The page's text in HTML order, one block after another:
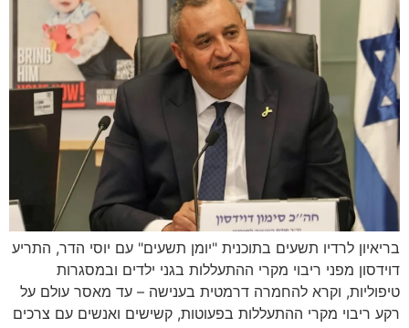
בריאיון לרדיו תשעים בתוכנית "יומן תשעים" עם יוסי הדר, התריע
דוידסון מפני ריבוי מקרי ההתעללות בגני ילדים ובמסגרות
טיפוליות, וקרא להחמרה דרמטית בענישה – עד מאסר עולם על
רקע ריבוי מקרי ההתעללות בפעוטות, קשישים ואנשים עם צרכים